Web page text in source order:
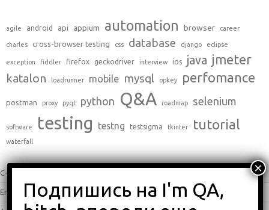
agile android api appium automation browser career
charles cross-browser testing css database django eclipse
exception fiddler firefox geckodriver interview ios java jmeter
katalon loadrunner mobile mysql opkey perfomance
postman proxy pyqt python Q&A roadmap selenium
software testing testng testsigma tkinter tutorial
waterfall
C++
English (338)